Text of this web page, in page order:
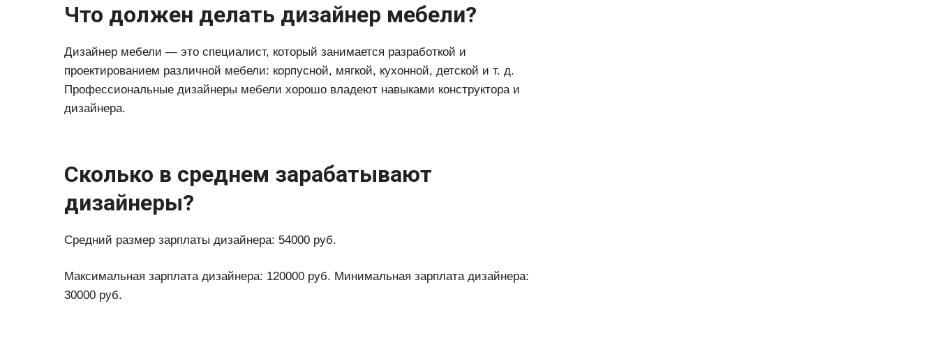
Что должен делать дизайнер мебели?
Дизайнер мебели — это специалист, который занимается разработкой и
проектированием различной мебели: корпусной, мягкой, кухонной, детской и т. д.
Профессиональные дизайнеры мебели хорошо владеют навыками конструктора и
дизайнера.
Сколько в среднем зарабатывают
дизайнеры?
Средний размер зарплаты дизайнера: 54000 руб.
Максимальная зарплата дизайнера: 120000 руб. Минимальная зарплата дизайнера:
30000 руб.